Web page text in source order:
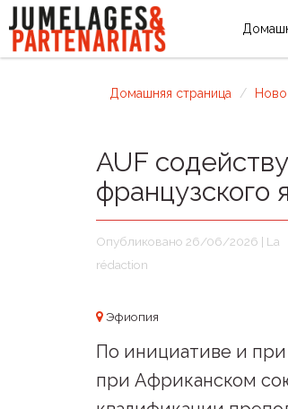
Домашняя страница
AUF
французского
Опубликовано 26/06/2026 | La
rédaction
Эфиопия
По инициативе и
при Африканском